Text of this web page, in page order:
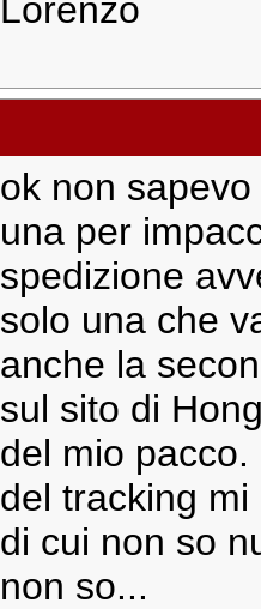
Lorenzo
ok non
una per
spedizione
solo una che
anche la
sul sito di
del mio
del tracking
di cui non so
non so...